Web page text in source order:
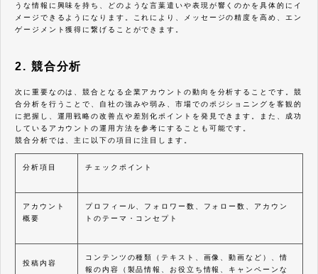
うな情報に興味を持ち、どのような言葉遣いや表現が響くのかを具体的にイ
メージできるようになります。これにより、メッセージの精度を高め、エン
ゲージメント獲得に繋げることができます。
2. 競合分析
次に重要なのは、競合となる企業アカウントの動向を分析することです。競
合分析を行うことで、自社の強みや弱み、市場でのポジショニングを客観的
に把握し、運用戦略の改善点や差別化ポイントを発見できます。また、成功
しているアカウントの運用方法を参考にすることも可能です。
競合分析では、主に以下の項目に注目します。
分析項目 チェックポイント
アカウント
概要
プロフィール、フォロワー数、フォロー数、アカウン
トのテーマ・コンセプト
投稿内容
コンテンツの種類（テキスト、画像、動画など）、情
報の内容（製品情報、お役立ち情報、キャンペーンな